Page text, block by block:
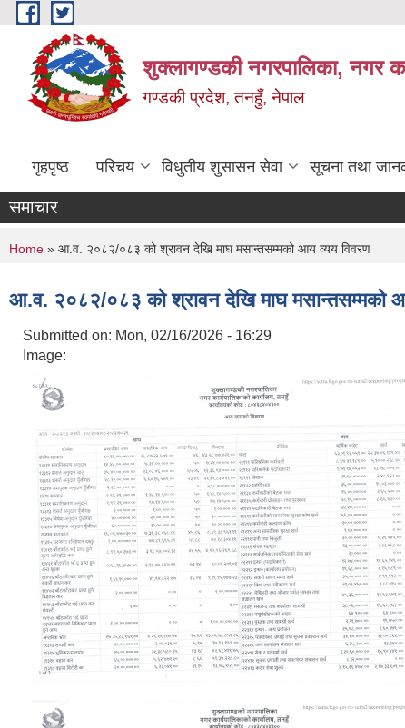
Skip to main content
शुक्लागण्डकी नगरपालिका, नगर
गण्डकी प्रदेश, तनहुँ, नेपाल
गृहपृष्ठ परिचय विधुतीय शुसासन सेवा सूचना तथा
समाचार
You are here
Home » आ.व. २०८२/०८३ को श्रावन देखि माघ मसान्तसम्मको आय व्यय विवरण
आ.व. २०८२/०८३ को श्रावन देखि माघ मसान्तसम्मको
Submitted on: Mon, 02/16/2026 - 16:29
Image: